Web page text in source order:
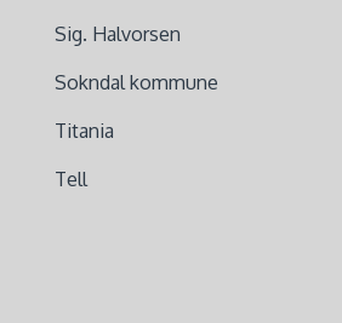
Sig. Halvorsen
Sokndal kommune
Titania
Tell